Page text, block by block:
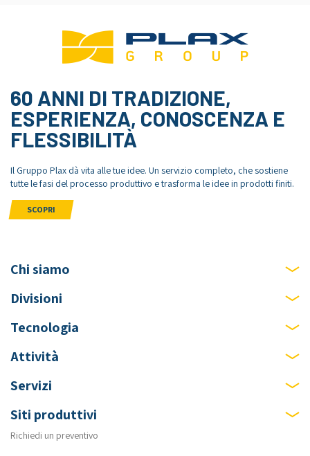
60 ANNI DI TRADIZIONE,
ESPERIENZA, CONOSCENZA E
FLESSIBILITÀ
Il Gruppo Plax dà vita alle tue idee. Un servizio completo, che sostiene
tutte le fasi del processo produttivo e trasforma le idee in prodotti finiti.
SCOPRI
Chi siamo
Plax Group
Lavora con noi
Politica della qualità e certificazioni
Contatti
Divisioni
Biomedical
Mold Division
Tecnologia
Stampaggio ad iniezione
Attività
Progettazione stampi materie plastiche
Assemblaggio materie plastiche
Servizi
Stampaggio materie plastiche
Stampaggio silicone liquido
Siti produttivi
Italia
Richiedi un preventivo